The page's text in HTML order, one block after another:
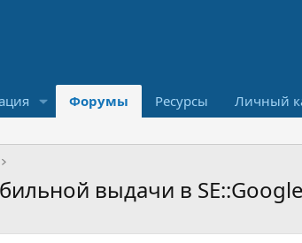
Форумы Ресурсы Личный
выдачи в SE::Google